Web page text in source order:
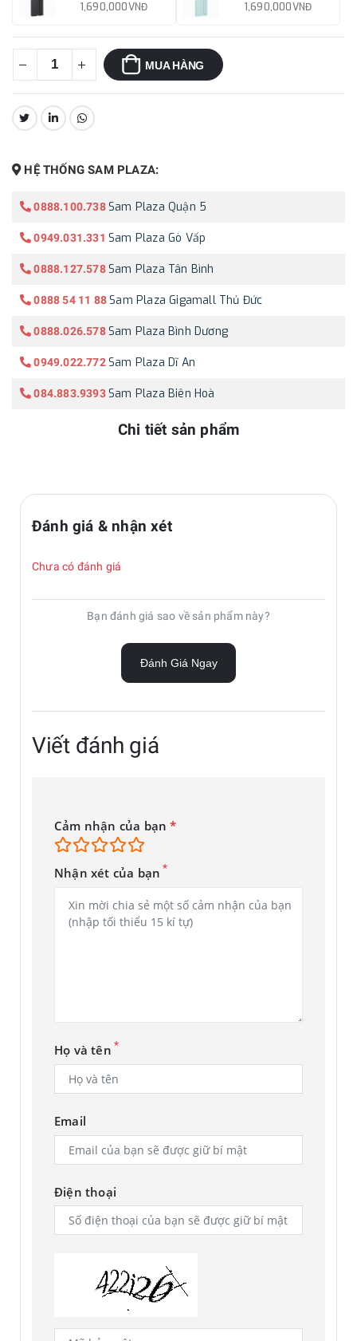
1,690,000VNĐ 1,690,000VNĐ
MUA HÀNG
CHIA SẺ:
HỆ THỐNG SAM PLAZA:
0888.100.738 Sam Plaza Quận 5
0949.031.331 Sam Plaza Gò Vấp
0888.127.578 Sam Plaza Tân Bình
0888 54 11 88 Sam Plaza Gigamall Thủ Đức
0888.026.578 Sam Plaza Bình Dương
0949.022.772 Sam Plaza Dĩ An
084.883.9393 Sam Plaza Biên Hoà
Chi tiết sản phẩm
Đánh giá & nhận xét
Chưa có đánh giá
Bạn đánh giá sao về sản phẩm này?
Đánh Giá Ngay
Viết đánh giá
Cảm nhận của bạn*
Nhận xét của bạn *
Họ và tên *
Email
Điện thoại